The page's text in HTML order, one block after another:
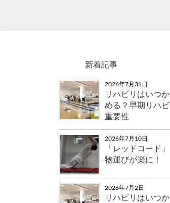
新着記事
2026年7月31日
リハビリはいつ
める？早期リハ
重要性
2026年7月10日
「レッドコード
物運びが楽に！
2026年7月2日
リハビリはいつ